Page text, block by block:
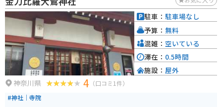
験型アートミュージアムで、新しいアート体験ができます。 ランドマークタ
ワー内にあるので、買い物や食事などのついでにもアクセスできます。営業
時間は11:00から20:00（最終入館 19:30）です。定休日は不定休となってい
ます。
神奈川県 4 （口コミ1件）
#神社｜寺院
駐車： 駐車場なし
予算： 無料
混雑： 空いている
滞在： 0.5時間
施設： 屋外